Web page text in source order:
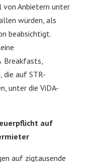
von Anbietern unter
würden, als
beabsichtigt.
Breakfasts,
die auf STR-
unter die ViDA-
auf
auf zigtausende